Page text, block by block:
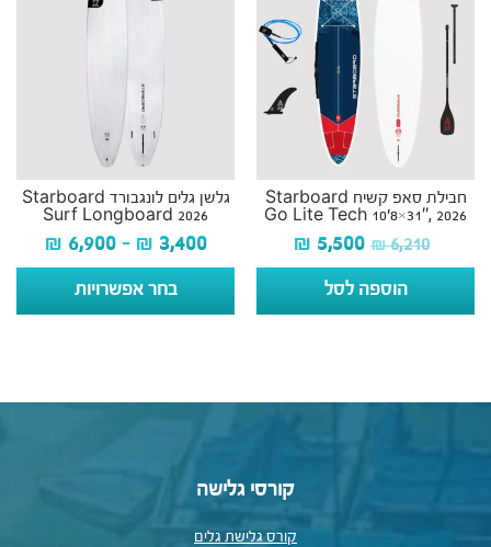
חבילת סאפ קשיח Starboard
Go Lite Tech 10’8×31″, 2026
₪6,210
₪ 5,500
הוספה לסל
גלשן גלים לונגבורד Starboard
Surf Longboard 2026
₪ 3,400
–
₪ 6,900
בחר אפשרויות
קורסי גלישה
קורס גלישת גלים